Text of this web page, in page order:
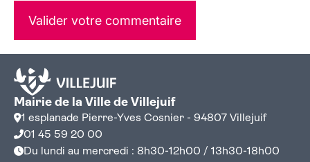
Valider votre commentaire
Mairie de la Ville de Villejuif
1 esplanade Pierre-Yves Cosnier - 94807 Villejuif
01 45 59 20 00
Du lundi au mercredi : 8h30-12h00 / 13h30-18h00